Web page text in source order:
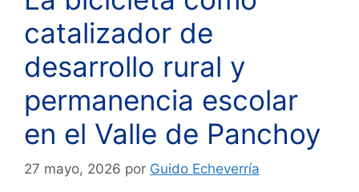
catalizador de
desarrollo rural y
permanencia escolar
en el Valle de Panchoy
27 mayo, 2026 por Guido Echeverría